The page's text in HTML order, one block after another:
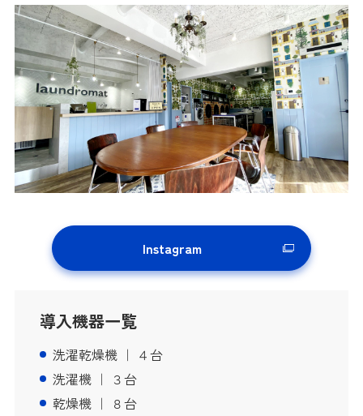
Instagram
導入機器一覧
洗濯乾燥機 ｜ ４台
洗濯機 ｜ ３台
乾燥機 ｜ ８台